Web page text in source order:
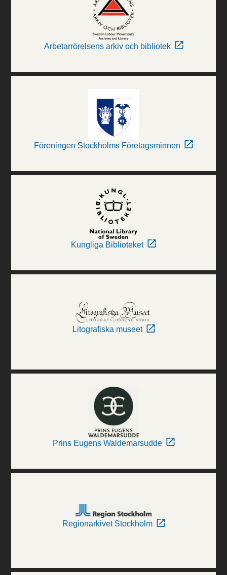
Arbetarrörelsens arkiv och bibliotek
Föreningen Stockholms Företagsminnen
Kungliga Biblioteket
Litografiska museet
Prins Eugens Waldemarsudde
Regionarkivet Stockholm